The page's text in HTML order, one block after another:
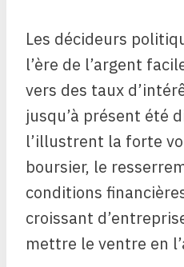
Les décideurs
l’ère de l’argent
vers des taux
jusqu’à présent été
l’illustrent la forte
boursier, le
conditions
croissant
mettre le ventre en